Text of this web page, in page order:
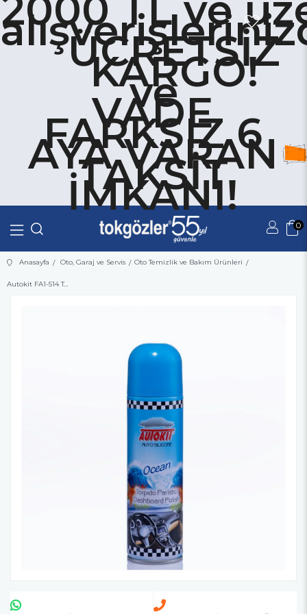
ÜCRETSİZ
KARGO!
ve
VADE
FARKSIZ 6
AYA VARAN
TAKSİT
İMKANI!
0
Üye Girişi Üye Ol
Anasayfa Oto, Garaj ve Servis Oto Temizlik ve Bakım Ürünleri
Autokit FA1-514 Torpido Parlatıcı Oto Silikonu Okyanus 220 ml